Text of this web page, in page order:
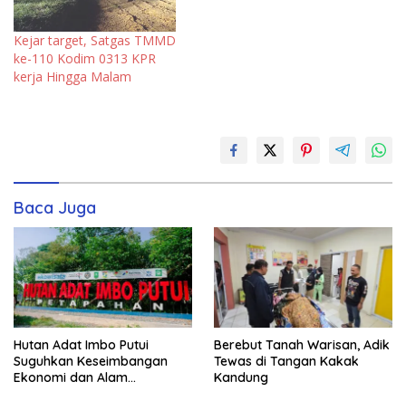
Kejar target, Satgas TMMD
ke-110 Kodim 0313 KPR
kerja Hingga Malam
Baca Juga
Hutan Adat Imbo Putui
Suguhkan Keseimbangan
Ekonomi dan Alam
Berebut Tanah Warisan, Adik
Tewas di Tangan Kakak
Kandung